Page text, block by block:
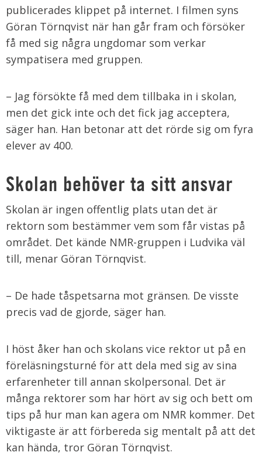
publicerades klippet på internet. I filmen syns
Göran Törnqvist när han går fram och försöker
få med sig några ungdomar som verkar
sympatisera med gruppen.
– Jag försökte få med dem tillbaka in i skolan,
men det gick inte och det fick jag acceptera,
säger han. Han betonar att det rörde sig om fyra
elever av 400.
Skolan behöver ta sitt ansvar
Skolan är ingen offentlig plats utan det är
rektorn som bestämmer vem som får vistas på
området. Det kände NMR-gruppen i Ludvika väl
till, menar Göran Törnqvist.
– De hade tåspetsarna mot gränsen. De visste
precis vad de gjorde, säger han.
I höst åker han och skolans vice rektor ut på en
föreläsningsturné för att dela med sig av sina
erfarenheter till annan skolpersonal. Det är
många rektorer som har hört av sig och bett om
tips på hur man kan agera om NMR kommer. Det
viktigaste är att förbereda sig mentalt på att det
kan hända, tror Göran Törnqvist.